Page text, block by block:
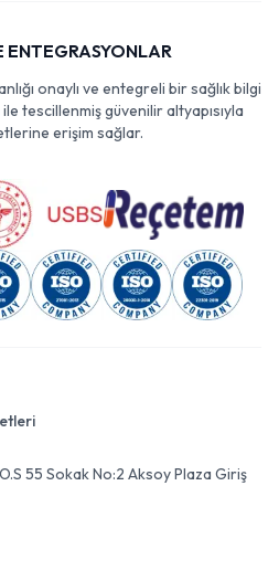
ENTEGRASYONLAR
onaylı ve entegreli bir sağlık bilgi
tescillenmiş güvenilir altyapısıyla
erişim sağlar.
55 Sokak No:2 Aksoy Plaza Giriş